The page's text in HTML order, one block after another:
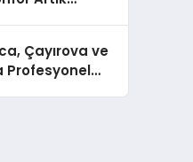
Çayırova ve
Profesyonel